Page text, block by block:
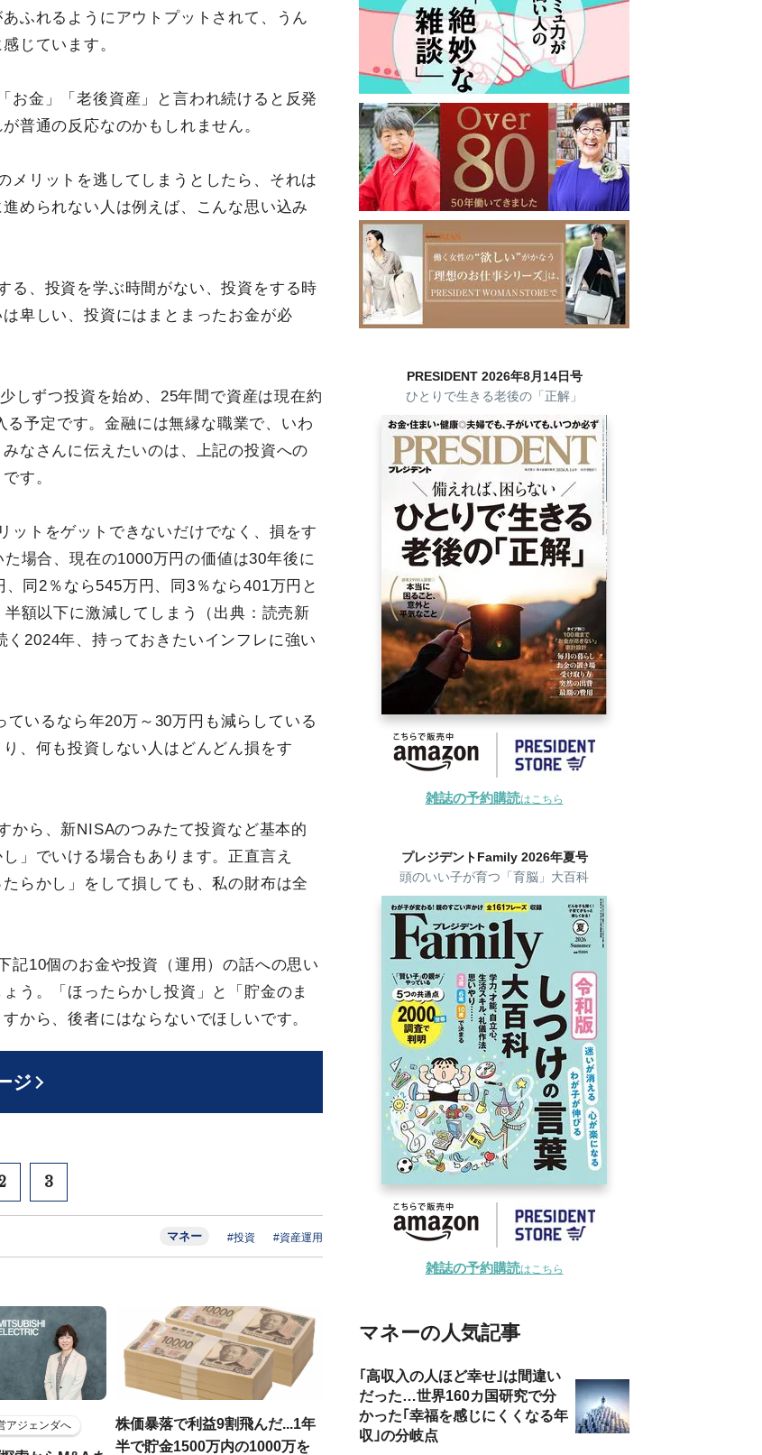
ふれるようにアウトプットされて、うん
じています。
お金」「老後資産」と言われ続けると反発
普通の反応なのかもしれません。
メリットを逃してしまうとしたら、それは
められない人は例えば、こんな思い込み
る、投資を学ぶ時間がない、投資をする時
卑しい、投資にはまとまったお金が必
しずつ投資を始め、25年間で資産は現在約
予定です。金融には無縁な職業で、いわ
なさんに伝えたいのは、上記の投資への
す。
ットをゲットできないだけでなく、損をす
場合、現在の1000万円の価値は30年後に
同2％なら545万円、同3％なら401万円と
額以下に激減してしまう（出典：読売新
2024年、持っておきたいインフレに強い
いるなら年20万～30万円も減らしている
、何も投資しない人はどんどん損をす
から、新NISAのつみたて投資など基本的
」でいける場合もあります。正直言え
らかし」をして損しても、私の財布は全
記10個のお金や投資（運用）の話への思い
う。「ほったらかし投資」と「貯金のま
から、後者にはならないでほしいです。
ジ
3
マネー #投資 #資産運用
アジェンダへ
株価暴落で利益9割飛んだ...1年
半で貯金1500万内の1000万を
PRESIDENT 2026年8月14日号
ひとりで生きる老後の「正解」
雑誌の予約購読はこちら
プレジデントFamily 2026年夏号
頭のいい子が育つ「育脳」大百科
雑誌の予約購読はこちら
マネーの人気記事
｢高収入の人ほど幸せ｣は間違い
だった…世界160カ国研究で分
かった｢幸福を感じにくくなる年
収｣の分岐点